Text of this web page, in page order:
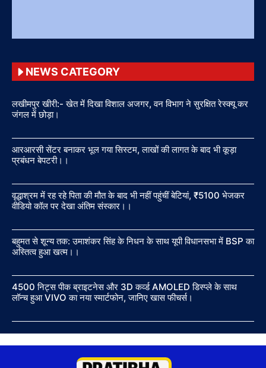
NEWS CATEGORY
लखीमपुर खीरी:- खेत में दिखा विशाल अजगर, वन विभाग ने सुरक्षित रेस्क्यू कर
जंगल में छोड़ा।
आरआरसी सेंटर बनाकर भूल गया सिस्टम, लाखों की लागत के बाद भी कूड़ा
प्रबंधन बेपटरी।।
वृद्धाश्रम में रह रहे पिता की मौत के बाद भी नहीं पहुंचीं बेटियां, ₹5100 भेजकर
वीडियो कॉल पर देखा अंतिम संस्कार।।
बहुमत से शून्य तक: उमाशंकर सिंह के निधन के साथ यूपी विधानसभा में BSP का
अस्तित्व हुआ खत्म।।
4500 निट्स पीक ब्राइटनेस और 3D कर्व्ड AMOLED डिस्प्ले के साथ
लॉन्च हुआ VIVO का नया स्मार्टफोन, जानिए खास फीचर्स।